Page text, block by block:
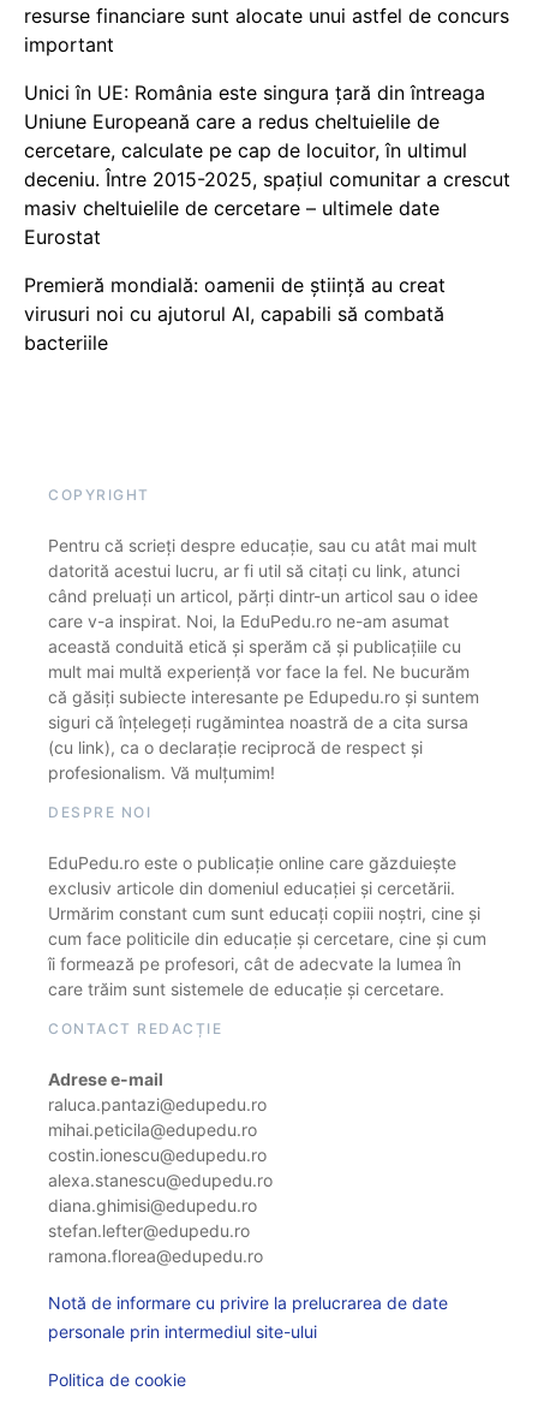
resurse financiare sunt alocate unui astfel de concurs
important
Unici în UE: România este singura țară din întreaga
Uniune Europeană care a redus cheltuielile de
cercetare, calculate pe cap de locuitor, în ultimul
deceniu. Între 2015-2025, spațiul comunitar a crescut
masiv cheltuielile de cercetare – ultimele date
Eurostat
Premieră mondială: oamenii de știință au creat
virusuri noi cu ajutorul AI, capabili să combată
bacteriile
COPYRIGHT
Pentru că scrieți despre educație, sau cu atât mai mult
datorită acestui lucru, ar fi util să citați cu link, atunci
când preluați un articol, părți dintr-un articol sau o idee
care v-a inspirat. Noi, la EduPedu.ro ne-am asumat
această conduită etică și sperăm că și publicațiile cu
mult mai multă experiență vor face la fel. Ne bucurăm
că găsiți subiecte interesante pe Edupedu.ro și suntem
siguri că înțelegeți rugămintea noastră de a cita sursa
(cu link), ca o declarație reciprocă de respect și
profesionalism. Vă mulțumim!
DESPRE NOI
EduPedu.ro este o publicație online care găzduiește
exclusiv articole din domeniul educației și cercetării.
Urmărim constant cum sunt educați copiii noștri, cine și
cum face politicile din educație și cercetare, cine și cum
îi formează pe profesori, cât de adecvate la lumea în
care trăim sunt sistemele de educație și cercetare.
CONTACT REDACȚIE
Adrese e-mail
raluca.pantazi@edupedu.ro
mihai.peticila@edupedu.ro
costin.ionescu@edupedu.ro
alexa.stanescu@edupedu.ro
diana.ghimisi@edupedu.ro
stefan.lefter@edupedu.ro
ramona.florea@edupedu.ro
Notă de informare cu privire la prelucrarea de date
personale prin intermediul site-ului
Politica de cookie